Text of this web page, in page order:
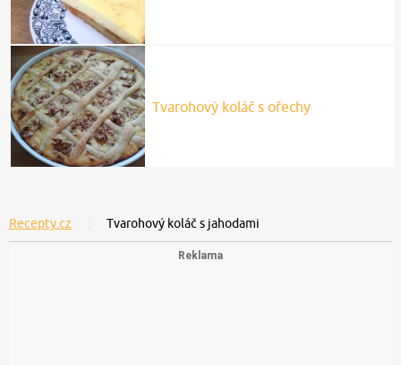
Tvarohový koláč s ořechy
Recepty.cz Tvarohový koláč s jahodami